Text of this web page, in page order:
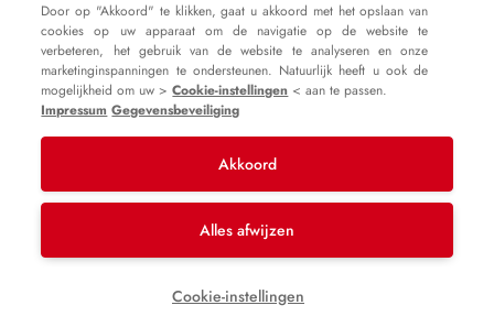
Registreer nu
Algemene voorwaarden
mogelijke bezorgkosten, tenzij anders vermeld.
Door op "Akkoord" te klikken, gaat u akkoord met het opslaan van
cookies op uw apparaat om de navigatie op de website te
verbeteren, het gebruik van de website te analyseren en onze
marketinginspanningen te ondersteunen. Natuurlijk heeft u ook de
mogelijkheid om uw >Cookie-instellingen < aan te passen.
Impressum Gegevensbeveiliging
Akkoord
Alles afwijzen
Cookie-instellingen